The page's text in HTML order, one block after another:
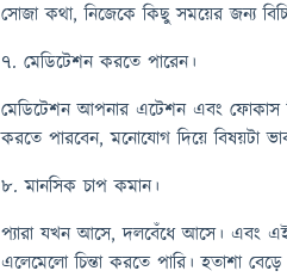
সোজা কথা, নিজেকে কিছু সময়ের জন্য
৭. মেডিটেশন করতে পারেন।
মেডিটেশন আপনার এটেশন এবং ফোকাস
করতে পারবেন, মনোযোগ দিয়ে বিষয়টা
৮. মানসিক চাপ কমান।
প্যারা যখন আসে, দলবেঁধে আসে। এবং এই
এলেমেলো চিন্তা করতে পারি। হতাশা